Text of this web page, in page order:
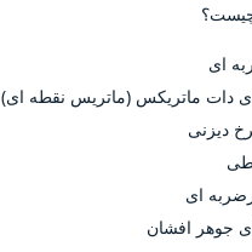
چیست؟
ای
دات ماتریکس (ماتریس نقطه ای)
دیزنی
ای
جوهر افشان